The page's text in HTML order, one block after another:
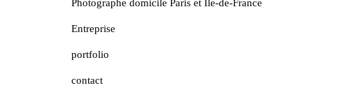
Photographe domicile Paris et Île-de-France
Entreprise
portfolio
contact